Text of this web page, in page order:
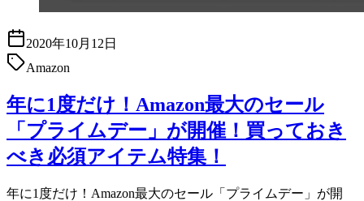
2020年10月12日
Amazon
年に1度だけ！Amazon最大のセール
「プライムデー」が開催！買っておき
べき必須アイテム特集！
年に1度だけ！Amazon最大のセール「プライムデー」が開